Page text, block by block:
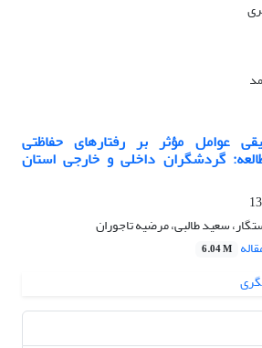
عوامل مؤثر بر رفتارهای حفاظتی
گردشگران داخلی و خارجی استان
سعید طالبی، مرضیه تاجوران
6.04 M